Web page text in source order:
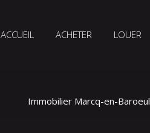
ACCUEIL ACHETER LOUER
Immobilier Marcq-en-Baroeul